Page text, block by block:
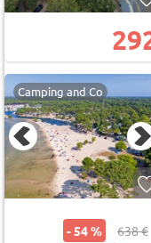
Camping and Co
- 54 % 638 €